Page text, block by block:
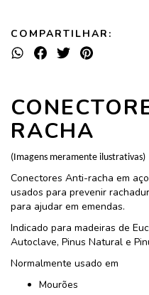
COMPARTILHAR:
RACHA
(Imagens meramente ilustrativas)
Conectores Anti-racha em
usados para prevenir
para ajudar em emendas.
Indicado para madeiras de
Autoclave, Pinus Natural e
Normalmente usado em
Mourões